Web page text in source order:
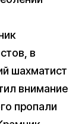
в
шахматист
внимание
пропали